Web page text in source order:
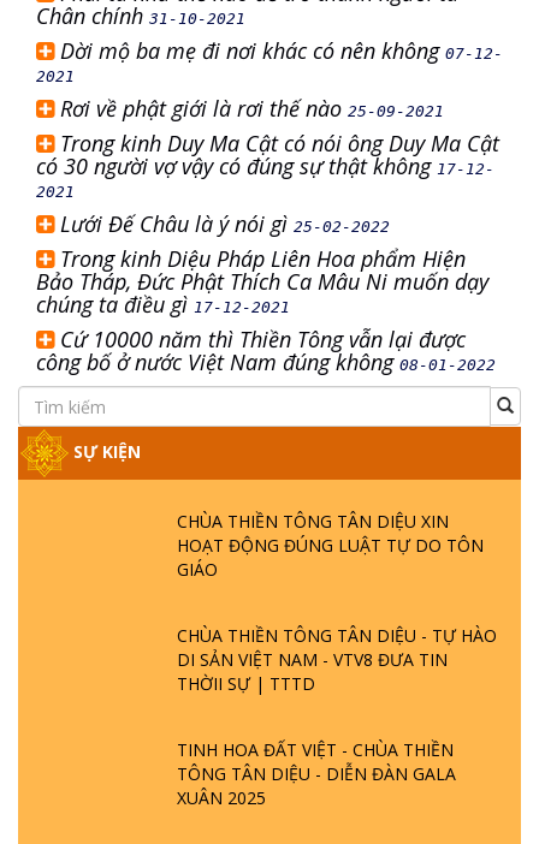
Chân chính 31-10-2021
Dời mộ ba mẹ đi nơi khác có nên không 07-12-
2021
Rơi về phật giới là rơi thế nào 25-09-2021
Trong kinh Duy Ma Cật có nói ông Duy Ma Cật
có 30 người vợ vậy có đúng sự thật không 17-12-
2021
Lưới Đế Châu là ý nói gì 25-02-2022
Trong kinh Diệu Pháp Liên Hoa phẩm Hiện
Bảo Tháp, Đức Phật Thích Ca Mâu Ni muốn dạy
chúng ta điều gì 17-12-2021
Cứ 10000 năm thì Thiền Tông vẫn lại được
công bố ở nước Việt Nam đúng không 08-01-2022
SỰ KIỆN
CHÙA THIỀN TÔNG TÂN DIỆU XIN
HOẠT ĐỘNG ĐÚNG LUẬT TỰ DO TÔN
GIÁO
CHÙA THIỀN TÔNG TÂN DIỆU - TỰ HÀO
DI SẢN VIỆT NAM - VTV8 ĐƯA TIN
THỜII SỰ | TTTD
TINH HOA ĐẤT VIỆT - CHÙA THIỀN
TÔNG TÂN DIỆU - DIỄN ĐÀN GALA
XUÂN 2025